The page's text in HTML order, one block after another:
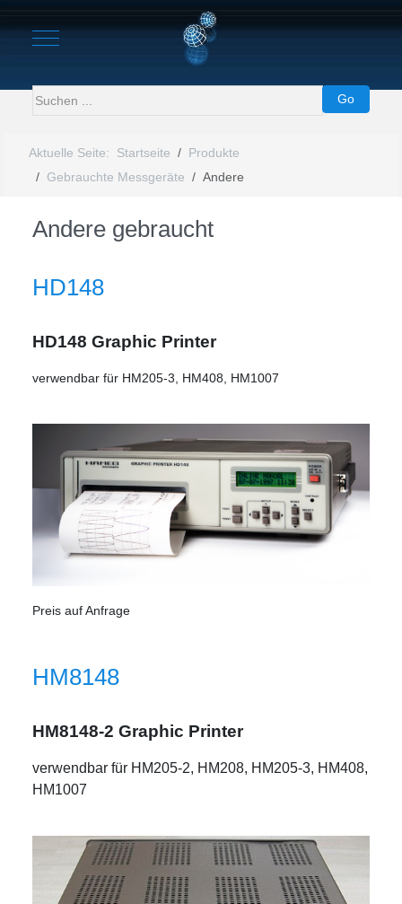
Mobile Menu Toggle
Go
Aktuelle Seite: Startseite
Produkte
Gebrauchte Messgeräte
Andere
Andere gebraucht
HD148
HD148 Graphic Printer
verwendbar für HM205-3, HM408, HM1007
Preis auf Anfrage
HM8148
HM8148-2 Graphic Printer
verwendbar für HM205-2, HM208, HM205-3, HM408,
HM1007